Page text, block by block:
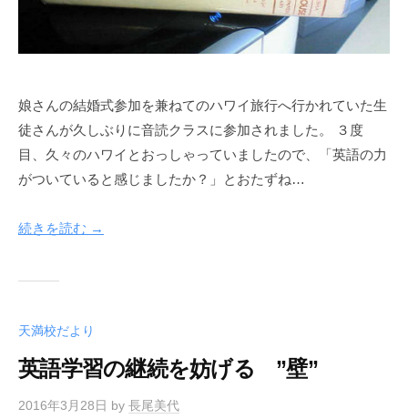
娘さんの結婚式参加を兼ねてのハワイ旅行へ行かれていた生
徒さんが久しぶりに音読クラスに参加されました。 ３度
目、久々のハワイとおっしゃっていましたので、「英語の力
がついていると感じましたか？」とおたずね…
続きを読む →
天満校だより
英語学習の継続を妨げる ”壁”
2016年3月28日 by 長尾美代